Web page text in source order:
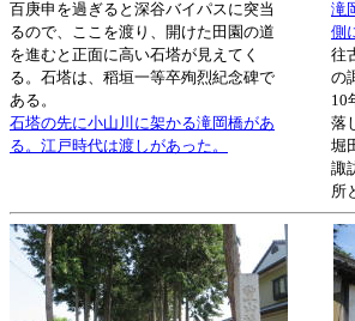
百庚申を過ぎると深谷バイパスに突当
るので、ここを渡り、開けた田園の道
を進むと正面に高い石塔が見えてく
る。石塔は、稻垣一等卒殉烈紀念碑で
ある。
石塔の先に小山川に架かる滝岡橋があ
る。江戸時代は渡しがあった。
滝
側
往
の
10
落
堀
諏
所